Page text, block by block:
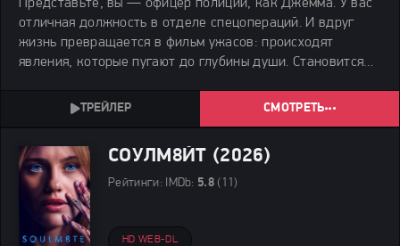
Представьте, вы — офицер полиции, как Джемма. У вас
отличная должность в отделе спецопераций. И вдруг
жизнь превращается в фильм ужасов: происходят
явления, которые пугают до глубины души. Становится
рухнет. Эти сильные мистические переживания
СМОТРЕТЬ
СОУЛМ8ЙТ (2026)
Рейтинги: IMDb: 5.8 (11)
HD WEB-DL